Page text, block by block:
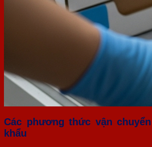
Các phương thức vận
khẩu